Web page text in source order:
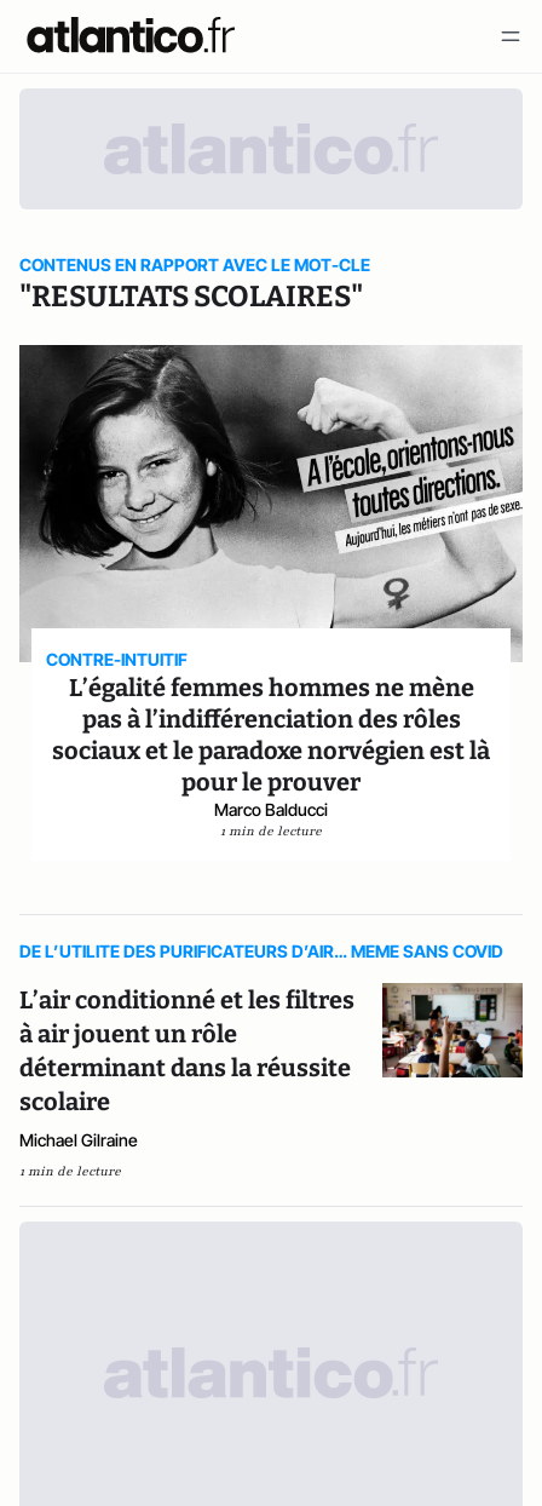
CONTENUS EN RAPPORT AVEC LE MOT-CLE
"RESULTATS SCOLAIRES"
CONTRE-INTUITIF
L’égalité femmes hommes ne mène
pas à l’indifférenciation des rôles
sociaux et le paradoxe norvégien est là
pour le prouver
Marco Balducci
1 min de lecture
DE L’UTILITE DES PURIFICATEURS D’AIR… MEME SANS COVID
L’air conditionné et les filtres
à air jouent un rôle
déterminant dans la réussite
scolaire
Michael Gilraine
1 min de lecture